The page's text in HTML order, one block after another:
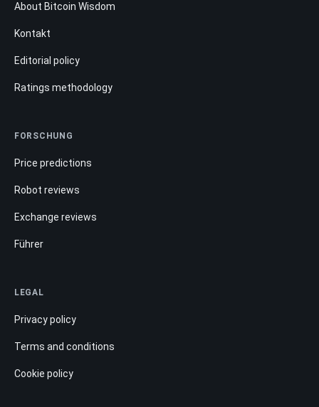
About Bitcoin Wisdom
Kontakt
Editorial policy
Ratings methodology
FORSCHUNG
Price predictions
Robot reviews
Exchange reviews
Führer
LEGAL
Privacy policy
Terms and conditions
Cookie policy